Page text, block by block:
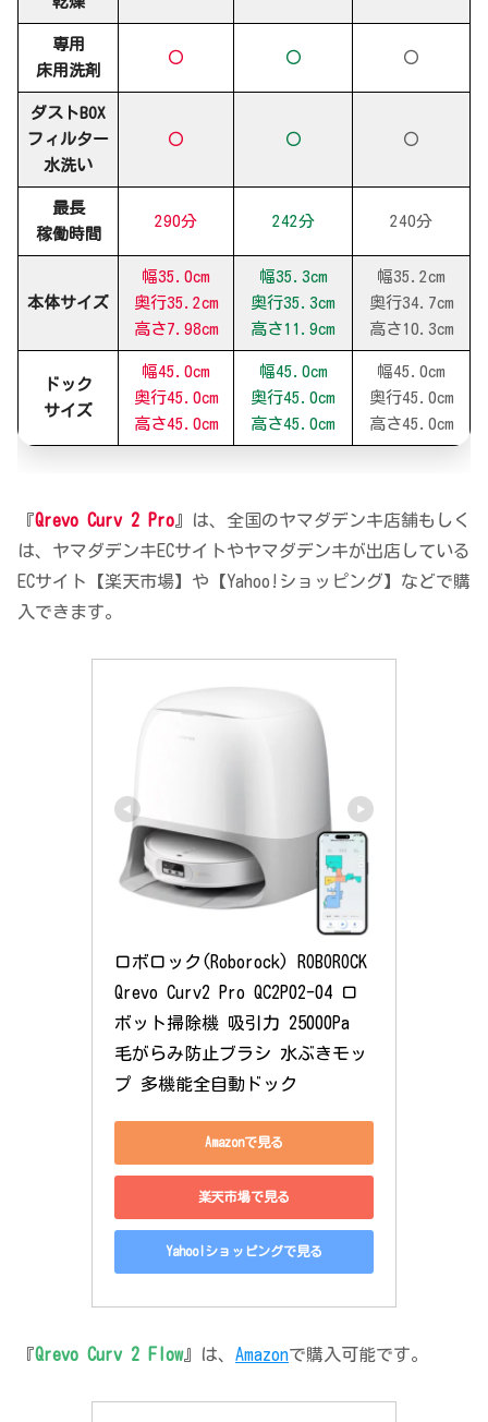
専用
床用洗剤
〇 〇 〇
ダストBOX
フィルター
水洗い
〇 〇 〇
最長
稼働時間
290分 242分 240分
本体サイズ
幅35.0cm
奥行35.2cm
高さ7.98cm
幅35.3cm
奥行35.3cm
高さ11.9cm
幅35.2cm
奥行34.7cm
高さ10.3cm
ドック
サイズ
幅45.0cm
奥行45.0cm
高さ45.0cm
幅45.0cm
奥行45.0cm
高さ45.0cm
幅45.0cm
奥行45.0cm
高さ45.0cm
『Qrevo Curv 2 Pro 』は、全国のヤマダデンキ店舗もしく
は、ヤマダデンキECサイトやヤマダデンキが出店している
ECサイト【楽天市場】や【Yahoo!ショッピング】などで購
入できます。
ロボロック(Roborock) ROBOROCK
Qrevo Curv2 Pro QC2P02-04 ロ
ボット掃除機 吸引力 25000Pa
毛がらみ防止ブラシ 水ぶきモッ
プ 多機能全自動ドック
Amazonで見る
楽天市場で見る
Yahoo!ショッピングで見る
『Qrevo Curv 2 Flow』は、 Amazonで購入可能です。